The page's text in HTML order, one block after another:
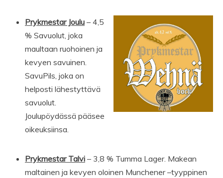
Prykmestar Joulu – 4,5
% Savuolut, joka
maultaan ruohoinen ja
kevyen savuinen.
SavuPils, joka on
helposti lähestyttävä
savuolut.
Joulupöydässä pääsee
oikeuksiinsa.
Prykmestar Talvi – 3,8 % Tumma Lager. Makean
maltainen ja kevyen oloinen Munchener –tyyppinen